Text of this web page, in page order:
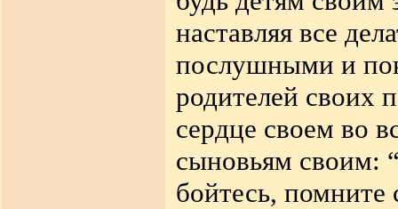
наставляя все
послушными и
родителей своих
сердце своем во
сыновьям своим:
бойтесь, помните